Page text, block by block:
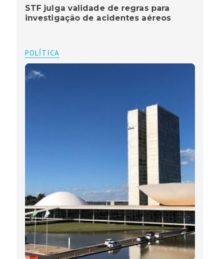
STF julga validade de regras para
investigação de acidentes aéreos
POLÍTICA